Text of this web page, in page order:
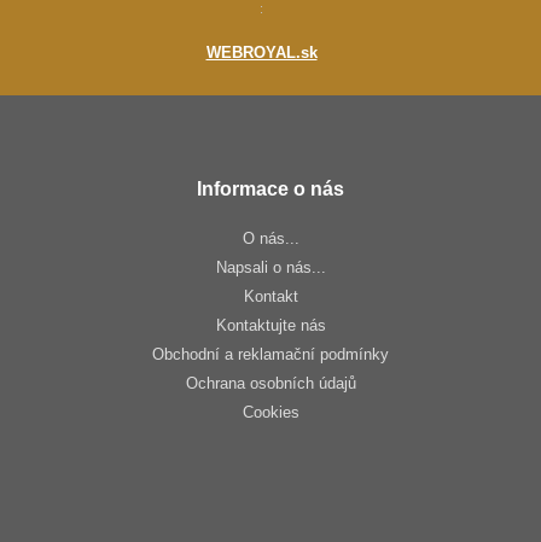
:
WEBROYAL.sk
Informace o nás
O nás...
Napsali o nás...
Kontakt
Kontaktujte nás
Obchodní a reklamační podmínky
Ochrana osobních údajů
Cookies